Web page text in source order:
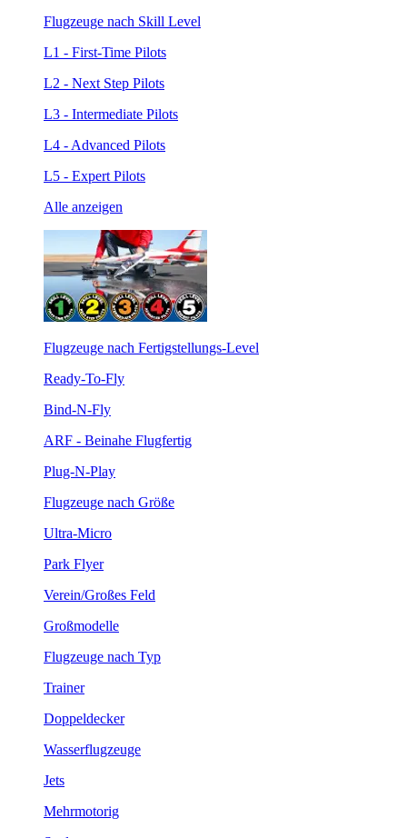
Flugzeuge nach Skill Level
L1 - First-Time Pilots
L2 - Next Step Pilots
L3 - Intermediate Pilots
L4 - Advanced Pilots
L5 - Expert Pilots
Alle anzeigen
Flugzeuge nach Fertigstellungs-Level
Ready-To-Fly
Bind-N-Fly
ARF - Beinahe Flugfertig
Plug-N-Play
Flugzeuge nach Größe
Ultra-Micro
Park Flyer
Verein/Großes Feld
Großmodelle
Flugzeuge nach Typ
Trainer
Doppeldecker
Wasserflugzeuge
Jets
Mehrmotorig